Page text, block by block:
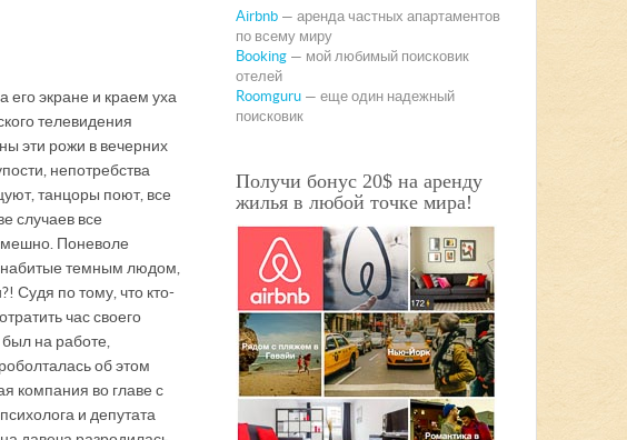
его экране и краем уха
телевидения
эти рожи в вечерних
непотребства
танцоры поют, все
случаев все
Поневоле
набитые темным людом,
Судя по тому, что кто-
час своего
на работе,
об этом
компания во главе с
и депутата
Airbnb — аренда частных апартаментов
по всему миру
Booking — мой любимый поисковик
отелей
Roomguru — еще один надежный
поисковик
Получи бонус 20$ на аренду
жилья в любой точке мира!